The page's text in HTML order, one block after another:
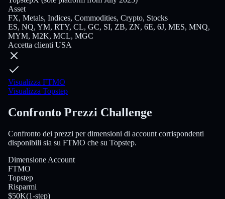
Asset
FX, Metals, Indices, Commodities, Crypto, Stocks
ES, NQ, YM, RTY, CL, GC, SI, ZB, ZN, 6E, 6J, MES, MNQ,
MYM, M2K, MCL, MGC
Accetta clienti USA
Visualizza FTMO
Visualizza Topstep
Confronto Prezzi Challenge
Confronto dei prezzi per dimensioni di account corrispondenti
disponibili sia su FTMO che su Topstep.
Dimensione Account
FTMO
Topstep
Risparmi
$50K(1-step)